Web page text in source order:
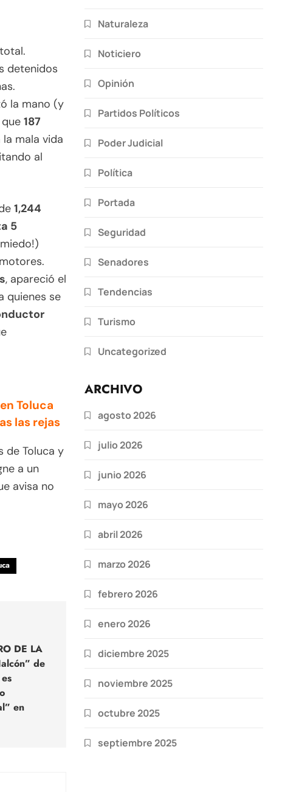
detenidos
la mano (y
187
mala vida
al
1,244
5
, apareció el
quienes se
Toluca
las rejas
de Toluca y
a un
avisa no
DE LA
de
en
Naturaleza
Noticiero
Opinión
Partidos Políticos
Poder Judicial
Política
Portada
Seguridad
Senadores
Tendencias
Turismo
Uncategorized
ARCHIVO
agosto 2026
julio 2026
junio 2026
mayo 2026
abril 2026
marzo 2026
febrero 2026
enero 2026
diciembre 2025
noviembre 2025
octubre 2025
septiembre 2025